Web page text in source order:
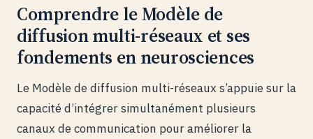
Comprendre le Modèle de
diffusion multi-réseaux et ses
fondements en neurosciences
Le Modèle de diffusion multi-réseaux s’appuie sur la
capacité d’intégrer simultanément plusieurs
canaux de communication pour améliorer la